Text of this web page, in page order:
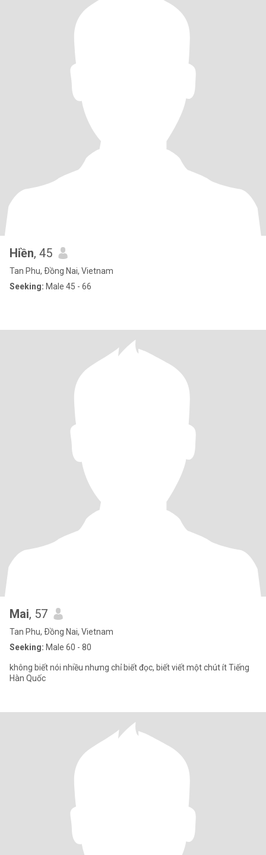
Hiền, 45
Tan Phu, Ðồng Nai, Vietnam
Seeking: Male 45 - 66
Mai, 57
Tan Phu, Ðồng Nai, Vietnam
Seeking: Male 60 - 80
không biết nói nhiều nhưng chỉ biết đọc, biết viết một chút ít Tiếng
Hàn Quốc